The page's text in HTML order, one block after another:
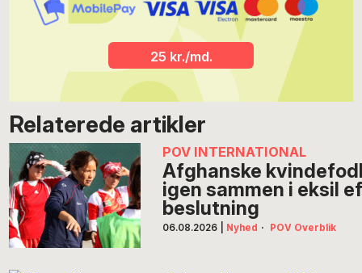
25 kr./md.
Relaterede artikler
POV INTERNATIONAL
Afghanske
igen sammen i eksil
beslutning
06.08.2026 Nyhed · POV Overblik